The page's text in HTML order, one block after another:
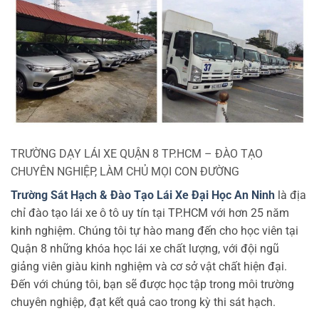
TRƯỜNG DẠY LÁI XE QUẬN 8 TP.HCM – ĐÀO TẠO
CHUYÊN NGHIỆP, LÀM CHỦ MỌI CON ĐƯỜNG
Trường Sát Hạch & Đào Tạo Lái Xe Đại Học An Ninh là địa
chỉ đào tạo lái xe ô tô uy tín tại TP.HCM với hơn 25 năm
kinh nghiệm. Chúng tôi tự hào mang đến cho học viên tại
Quận 8 những khóa học lái xe chất lượng, với đội ngũ
giảng viên giàu kinh nghiệm và cơ sở vật chất hiện đại.
Đến với chúng tôi, bạn sẽ được học tập trong môi trường
chuyên nghiệp, đạt kết quả cao trong kỳ thi sát hạch.